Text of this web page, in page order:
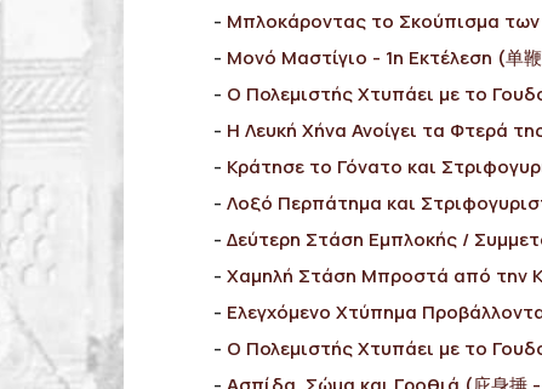
Μπλοκάροντας το Σκούπισμα των
Μονό Μαστίγιο - 1η Εκτέλεση (单
Ο Πολεμιστής Χτυπάει με το
Η Λευκή Χήνα Ανοίγει τα Φτερά
Κράτησε το Γόνατο και
Λοξό Περπάτημα και
Δεύτερη Στάση Εμπλοκής /
Χαμηλή Στάση Μπροστά από την
Ελεγχόμενο Χτύπημα
Ο Πολεμιστής Χτυπάει με το